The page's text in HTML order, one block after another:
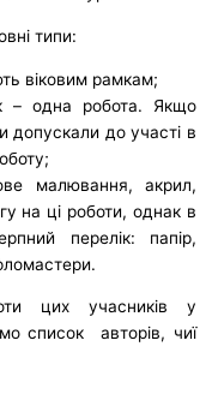
типи:
віковим рамкам;
– одна робота. Якщо
допускали до участі в
малювання, акрил,
на ці роботи, однак в
перелік: папір,
цих учасників у
список авторів, чиї